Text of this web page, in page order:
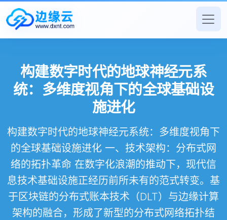
构建数字时代的地球神经元系
统：多维度视角下的全球基础设
施进化
构建数字时代的地球神经元系统：多维度视角下
的全球基础设施进化 一、技术架构：分布式网
络的拓扑革命 在数字化浪潮的推动下，现代信
息技术基础设施正经历前所未有的范式转变。基
于区块链的分布式账本技术（DLT）与边缘计算
架构的融合，形成了新型的分布式网络拓扑结